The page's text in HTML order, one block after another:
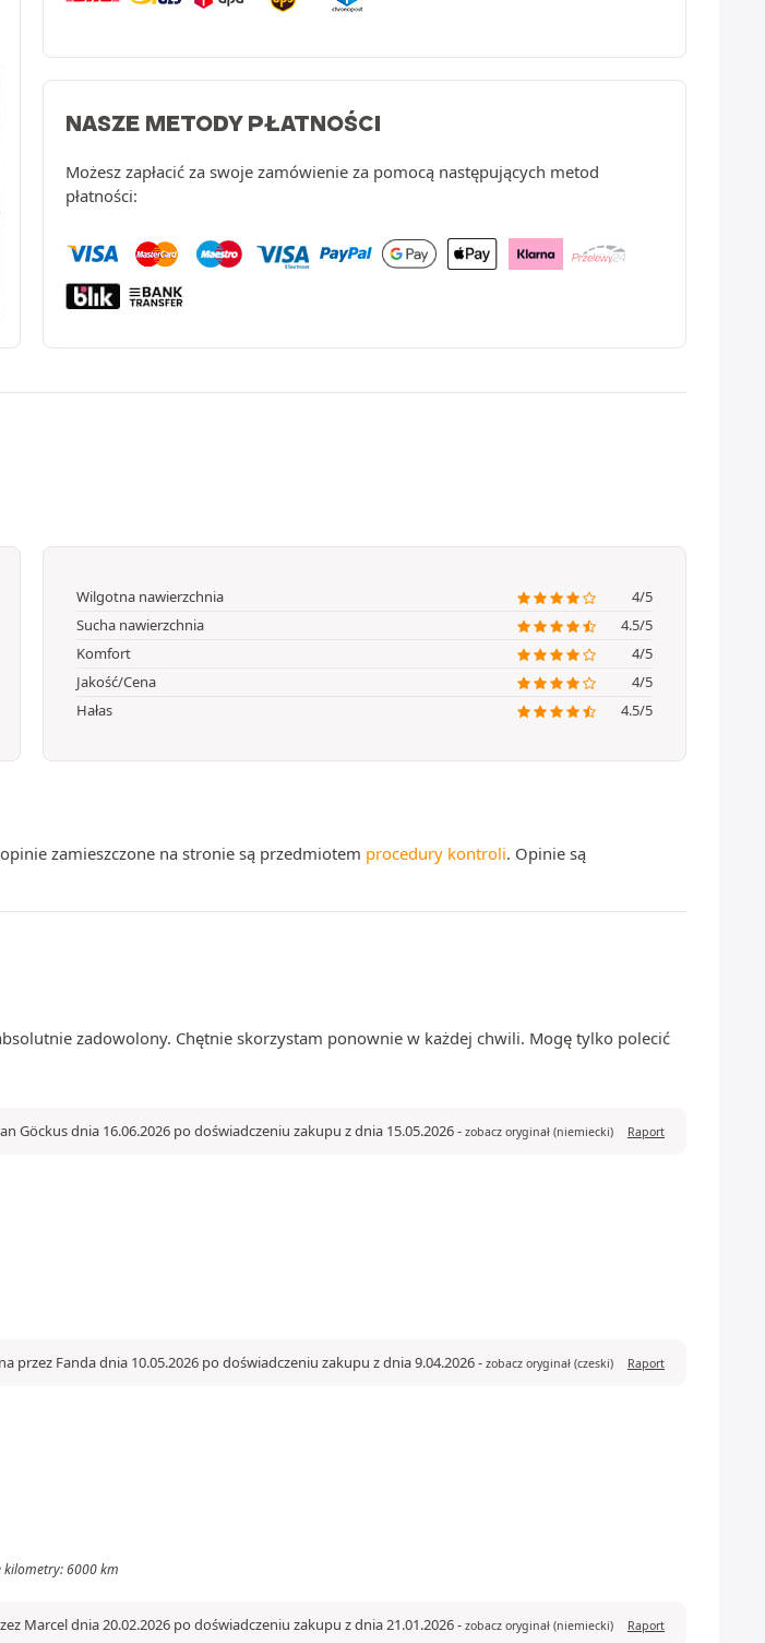
NASZE METODY PŁATNOŚCI
Możesz zapłacić za swoje zamówienie za pomocą następujących metod
płatności:
Wilgotna nawierzchnia
4/5
Sucha nawierzchnia
4.5/5
Komfort
4/5
Jakość/Cena
4/5
Hałas
4.5/5
zamieszczone na stronie są przedmiotem procedury kontroli. Opinie są
zadowolony. Chętnie skorzystam ponownie w każdej chwili. Mogę tylko polecić
Göckus dnia 16.06.2026 po doświadczeniu zakupu z dnia 15.05.2026- zobacz oryginał (niemiecki) Raport
przez Fanda dnia 10.05.2026 po doświadczeniu zakupu z dnia 9.04.2026- zobacz oryginał (czeski) Raport
kilometry: 6000 km
Marcel dnia 20.02.2026 po doświadczeniu zakupu z dnia 21.01.2026- zobacz oryginał (niemiecki) Raport